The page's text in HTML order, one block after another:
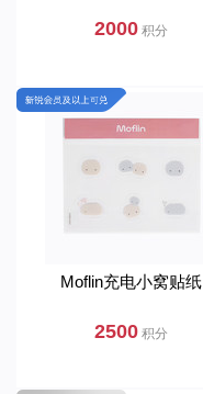
2000积分
Moflin充电小窝贴纸
2500积分